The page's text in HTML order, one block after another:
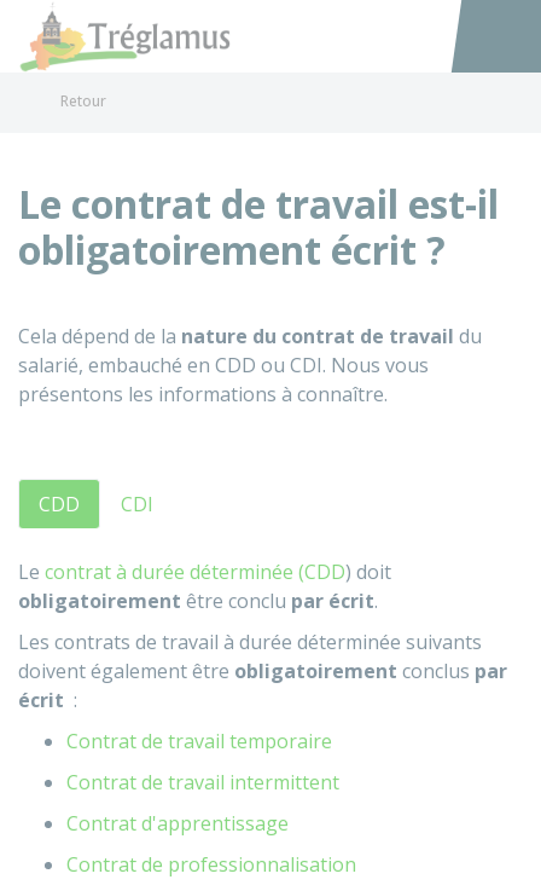
Accéder
Retour
Le contrat de travail est-il
obligatoirement écrit ?
Cela dépend de la nature du contrat de travail du
salarié, embauché en CDD ou CDI. Nous vous
présentons les informations à connaître.
CDD CDI
Le contrat à durée déterminée (CDD) doit
obligatoirement être conclu par écrit.
Les contrats de travail à durée déterminée suivants
doivent égalementêtre obligatoirement conclus par
écrit :
Contrat de travail temporaire
Contrat de travail intermittent
Contrat d'apprentissage
Contrat de professionnalisation